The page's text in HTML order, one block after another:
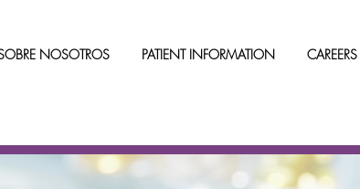
NOSOTROS PATIENT INFORMATION CAREERS